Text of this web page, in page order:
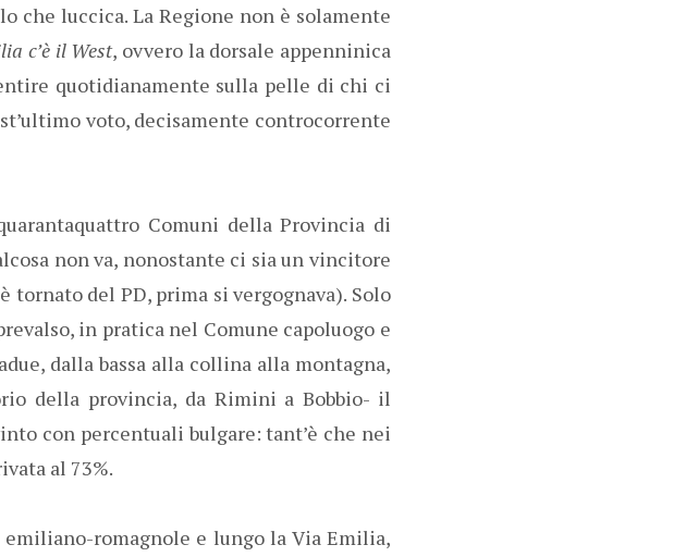
che luccica. La Regione non è solamente
c’è il West, ovvero la dorsale appenninica
quotidianamente sulla pelle di chi ci
voto, decisamente controcorrente
Comuni della Provincia di
non va, nonostante ci sia un vincitore
del PD, prima si vergognava). Solo
in pratica nel Comune capoluogo e
dalla bassa alla collina alla montagna,
della provincia, da Rimini a Bobbio- il
con percentuali bulgare: tant’è che nei
al 73%.
romagnole e lungo la Via Emilia,